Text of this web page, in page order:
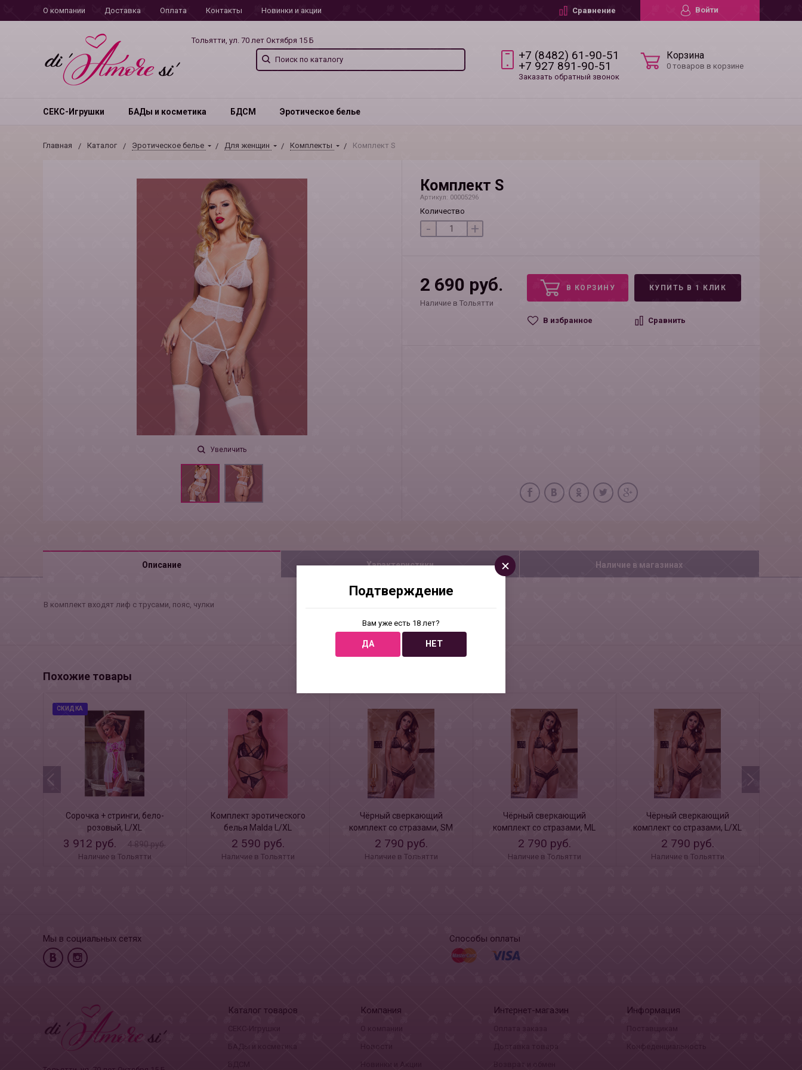
О компании Доставка Оплата Контакты Новинки и акции Сравнение Войти
Тольятти, ул. 70 лет Октября 15 Б
+7 (8482) 61-90-51
+7 927 891-90-51
Заказать обратный звонок
Корзина
0 товаров в корзине
СЕКС-Игрушки БАДы и косметика БДСМ Эротическое белье
Главная Каталог Эротическое белье Для женщин Комплекты Комплект S
Увеличить
Комплект S
Артикул: 00005296
Количество
- +
2 690 руб.
Наличие в Тольятти
В КОРЗИНУ КУПИТЬ В 1 КЛИК
В избранное Сравнить
Описание Характеристики Наличие в магазинах
В комплект входят лиф с трусами, пояс, чулки
Похожие товары
СКИДКА
Сорочка + стринги, бело-
розовый, L/XL
3 912 руб. 4 890 руб.
Наличие в Тольятти
Комплект эротического
белья Malda L/XL
2 590 руб.
Наличие в Тольятти
Чёрный сверкающий
комплект со стразами, SM
2 790 руб.
Наличие в Тольятти
Чёрный сверкающий
комплект со стразами, ML
2 790 руб.
Наличие в Тольятти
Чёрный сверкающий
комплект со стразами, L/XL
2 790 руб.
Наличие в Тольятти
Мы в социальных сетях Способы оплаты
Каталог товаров
БАДы и косметика
БДСМ
Компания
Новости
Новинки и Акции
Интернет-магазин
Доставка товара
Возврат и обмен
Информация
Конфеденциальность
Подтверждение
Вам уже есть 18 лет?
ДА НЕТ